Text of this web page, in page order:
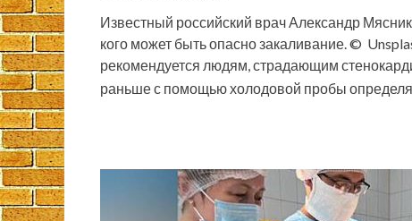
Известный российский врач Александр
кого может быть опасно закаливание. ©
рекомендуется людям, страдающим
раньше с помощью холодовой пробы